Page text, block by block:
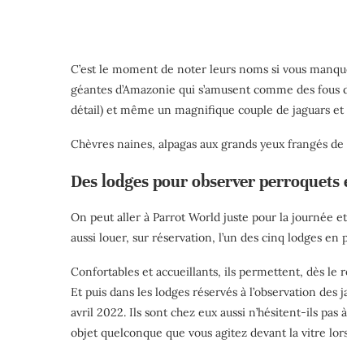
C’est le moment de noter leurs noms si vous
géantes d’Amazonie qui s’amusent comme des
détail) et même un magnifique couple de jaguars
Chèvres naines, alpagas aux grands yeux frangés
Des lodges pour observer perroquets
On peut aller à Parrot World juste pour la journée
aussi louer, sur réservation, l’un des cinq lodges
Confortables et accueillants, ils permettent, dès le
Et puis dans les lodges réservés à l’observation
avril 2022. Ils sont chez eux aussi n’hésitent-ils
objet quelconque que vous agitez devant la vitre